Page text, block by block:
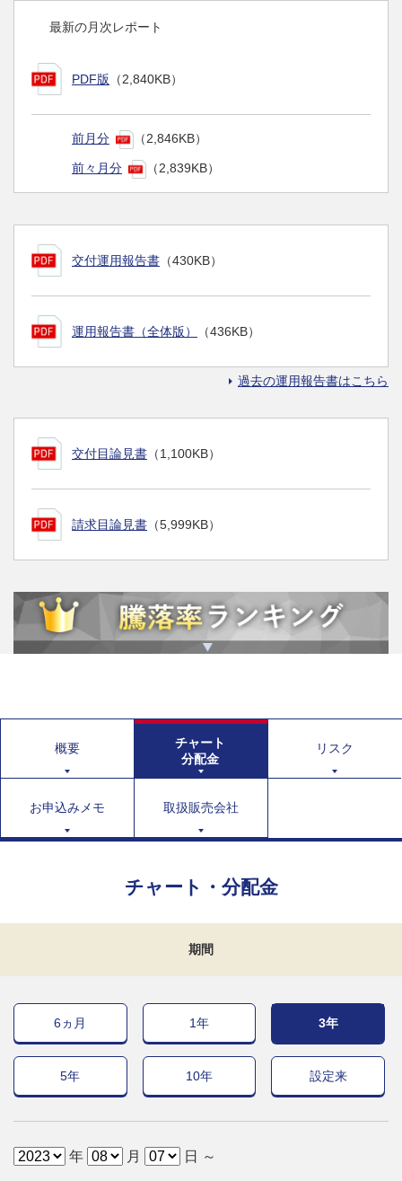
最新の月次レポート
PDF版 （2,840KB）
前月分 （2,846KB）
前々月分 （2,839KB）
交付運用報告書 （430KB）
運用報告書（全体版） （436KB）
過去の運用報告書はこちら
交付目論見書 （1,100KB）
請求目論見書 （5,999KB）
概要
チャート
分配金
リスク
お申込みメモ 取扱販売会社
チャート・分配金
期間
6ヵ月 1年 3年
5年 10年 設定来
年 月 日 ～